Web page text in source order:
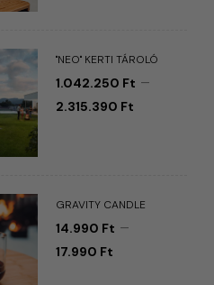
"NEO" KERTI TÁROLÓ
1.042.250 Ft –
2.315.390 Ft
GRAVITY CANDLE
14.990 Ft –
17.990 Ft